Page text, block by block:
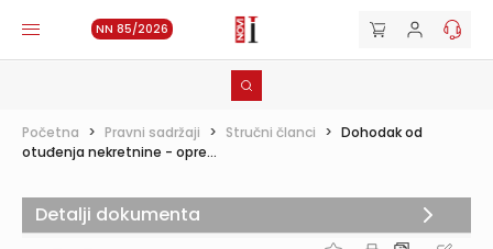
NN 85/2026
Početna > Pravni sadržaji > Stručni članci > Dohodak od
otuđenja nekretnine - opre...
Detalji dokumenta